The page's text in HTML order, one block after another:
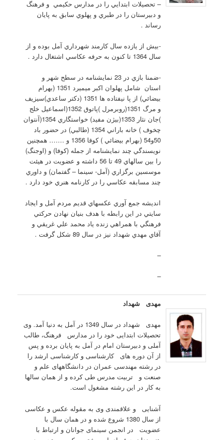
– تحصيلات ابتدايي را در مدارس حکيمي و فرهنگ
و دبيرستان را در طبري و پهلوي سابق به پايان
رساند .
-بيش از يازده سال کارمند شهرداري آمل بوده و از
سال 1364 تا کنون به حرفه عکاسي اشتغال دارد .
-ضمنا بازي در 23 نمايشنامه در سطح شهر و
استان شامل پهلوان اکبر ميميرد 1351 (بهرام
بيضائي) از پا نيفتاده ها 1351 (دکتر ساعدي)سيزيف
و مرگ 1351(روبرمرل )پاتوق 1352(اسماعيل خلج
)جان نثار 1353(بيژن مفيد) خواستگاري 1354(آنتوان
چخوف ) خانه باراني 1354 (طالبي) در حضور باد
50و54 (بهرام بيضائي ) کوفا 1356 و ……. همچنين
نويسندگي چند نمايشنامه از جمله (کوفا) و (اوجنگ)
را بين سالهاي 49 تا 56 داشته و عضويت در هيئت
موسسين برگزاري (آمل- سينما – گفتمان) و داوري
چند مسابقه عکاسي را در کارنامه هنري خود دارد .
انديشه جمع آوري عکسهاي قديم مردم آمل و ايجاد
سايتي در اين رابطه با هدف بنيان نهادن حرکتي
فرهنگي با همراهي زنده ياد محمد علي غريقي و
آقاي مهدي شهداد نيز در سال 89 شکل گرفت .
–
–
مهدی شهداد
مهدی شهداد در سال 1349 در آمل به دنیا آمد. وی
تحصیلات ابتدایی خود را در مدارس فرهنگ، طالب
آملی و دبیرستان امام در آمل به پایان برده و پس
از آن دوره های کارشناسی و کارشناسی ارشد را
در رشته مهندسی عمران در دانشگاههای علم و
صنعت و تربیت مدرس طی کرده و از همان سالها
به کار در این رشته مشغول است.
آشنایی و علاقمندی وی به مقوله عکس و عکاسی
از سال 1380 شروع شده و در همان سال با
عضویت در انجمن سینمای جوانان و ارتباط با